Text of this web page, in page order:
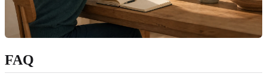
FAQ